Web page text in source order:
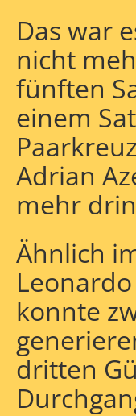
Das war
nicht
fünften
einem
Adrian
mehr
Ähnlich
konnte
dritten